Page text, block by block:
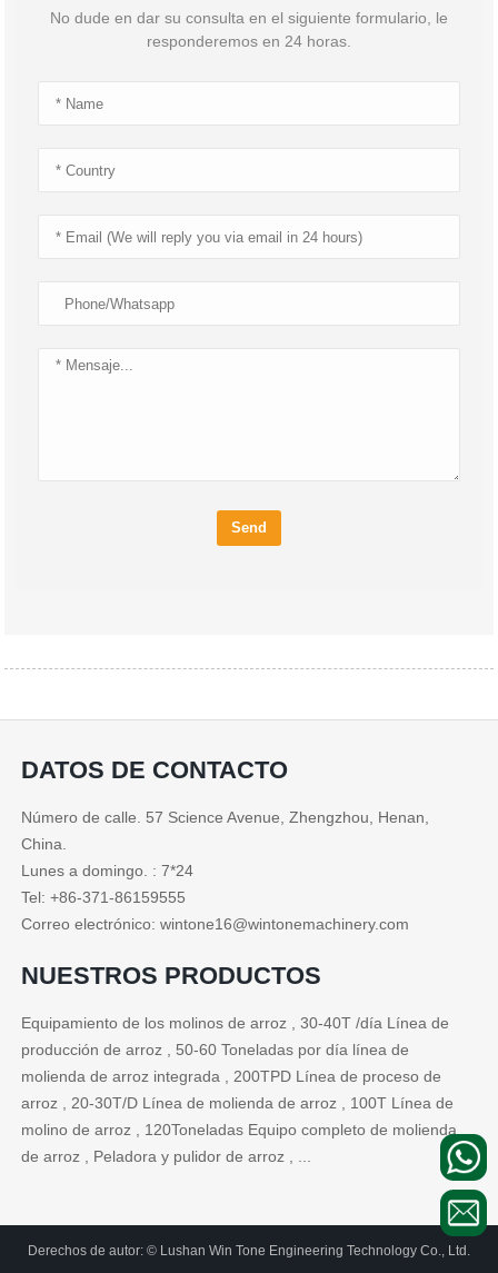
No dude en dar su consulta en el siguiente formulario, le
responderemos en 24 horas.
Send
DATOS DE CONTACTO
Número de calle. 57 Science Avenue, Zhengzhou, Henan,
China.
Lunes a domingo. : 7*24
Tel: +86-371-86159555
Correo electrónico: wintone16@wintonemachinery.com
NUESTROS PRODUCTOS
Equipamiento de los molinos de arroz , 30-40T /día Línea de
producción de arroz , 50-60 Toneladas por día línea de
molienda de arroz integrada , 200TPD Línea de proceso de
arroz , 20-30T/D Línea de molienda de arroz , 100T Línea de
molino de arroz , 120Toneladas Equipo completo de molienda
de arroz , Peladora y pulidor de arroz , ...
Derechos de autor: © Lushan Win Tone Engineering Technology Co., Ltd.